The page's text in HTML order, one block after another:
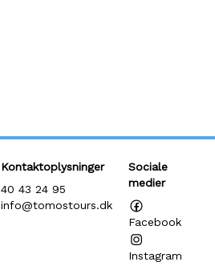
Kontaktoplysninger
40 43 24 95
info@tomostours.dk
Sociale
medier
Facebook
Instagram